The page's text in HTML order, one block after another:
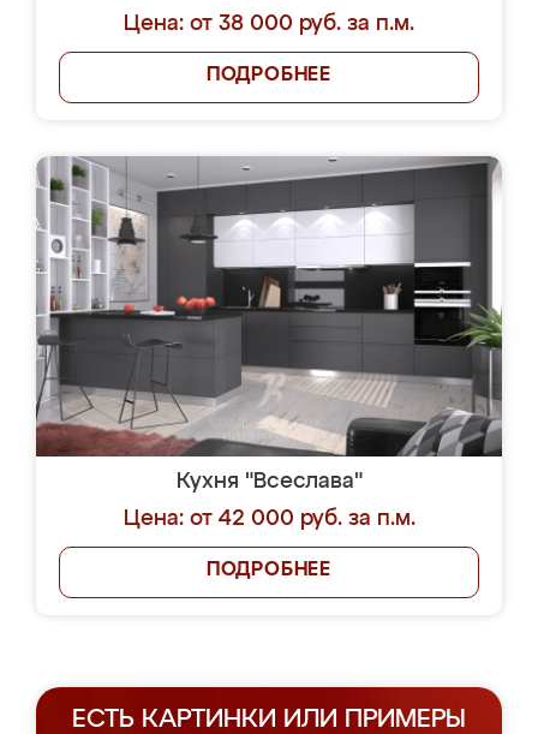
Цена: от 38 000 руб. за п.м.
ПОДРОБНЕЕ
Кухня "Всеслава"
Цена: от 42 000 руб. за п.м.
ПОДРОБНЕЕ
ЕСТЬ КАРТИНКИ ИЛИ ПРИМЕРЫ